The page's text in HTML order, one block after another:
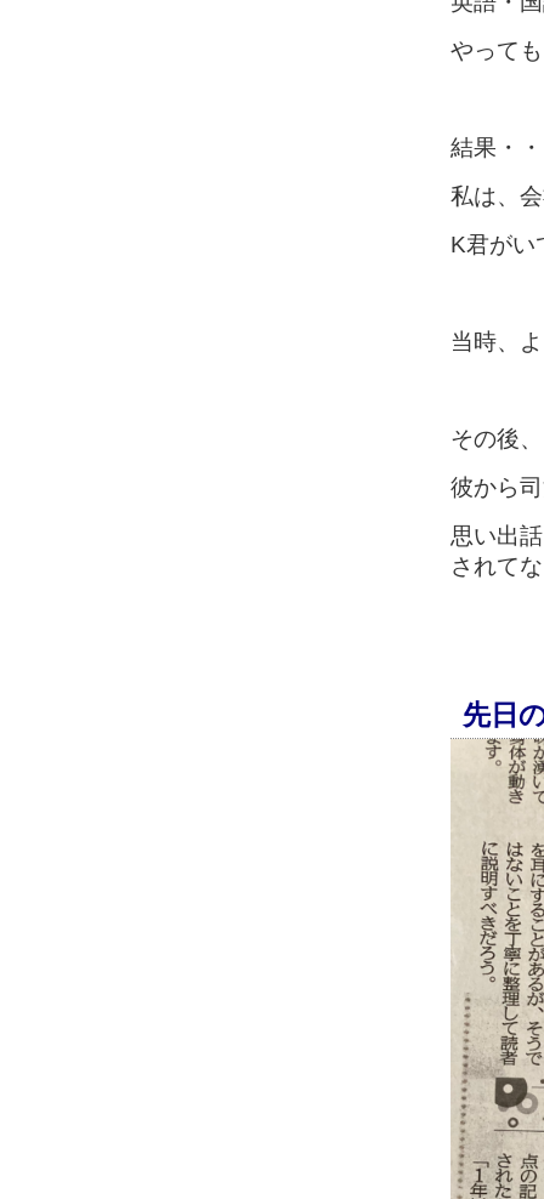
やって
結果・
私は、
K君がい
当時、
その後、
彼から
思い出
されて
先日